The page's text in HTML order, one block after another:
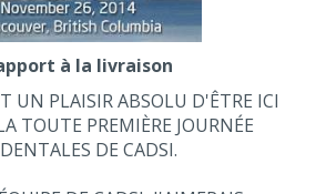
à la livraison
UN PLAISIR ABSOLU D'ÊTRE ICI
TOUTE PREMIÈRE JOURNÉE
DE CADSI.